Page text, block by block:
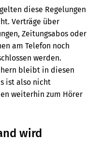
diese Regelungen
Verträge über
Zeitungs­abos oder
am Telefon noch
werden.
bleibt in diesen
ist also nicht
weiterhin zum Hörer
wird